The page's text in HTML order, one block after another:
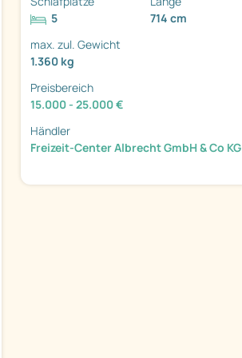
5
714 cm
max. zul. Gewicht
1.360 kg
Preisbereich
15.000 - 25.000 €
Händler
Freizeit-Center Albrecht GmbH & Co KG